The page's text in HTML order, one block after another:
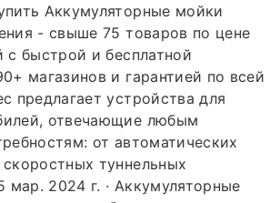
Аккумуляторные мойки
- свыше 75 товаров по цене
с быстрой и бесплатной
магазинов и гарантией по всей
предлагает устройства для
отвечающие любым
от автоматических
туннельных
мар. 2024 г. · Аккумуляторные